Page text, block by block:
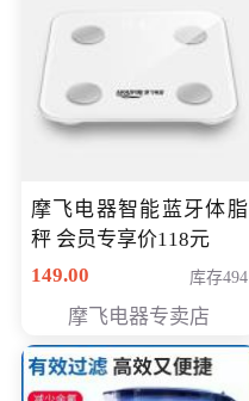
摩飞电器智能蓝牙体脂
秤 会员专享价118元
149.00
库存494
摩飞电器专卖店